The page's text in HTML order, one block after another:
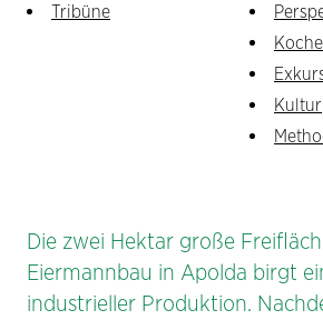
Tribüne
Kultur
Orte & Formate
Die zwei Hektar große
Eiermannbau in Apolda birgt
industrieller Produktion.